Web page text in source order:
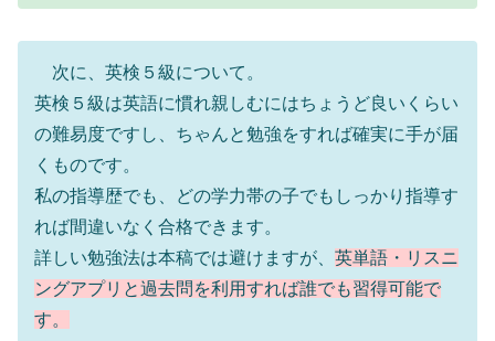
次に、英検５級について。
英検５級は英語に慣れ親しむにはちょうど良いくらい
の難易度ですし、ちゃんと勉強をすれば確実に手が届
くものです。
私の指導歴でも、どの学力帯の子でもしっかり指導す
れば間違いなく合格できます。
詳しい勉強法は本稿では避けますが、 英単語・リスニ
ングアプリと過去問を利用すれば誰でも習得可能で
す。